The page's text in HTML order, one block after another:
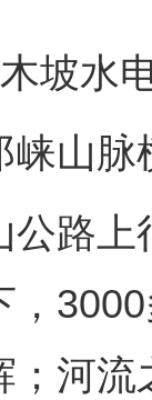
坡水
山脉
路上
，
；河